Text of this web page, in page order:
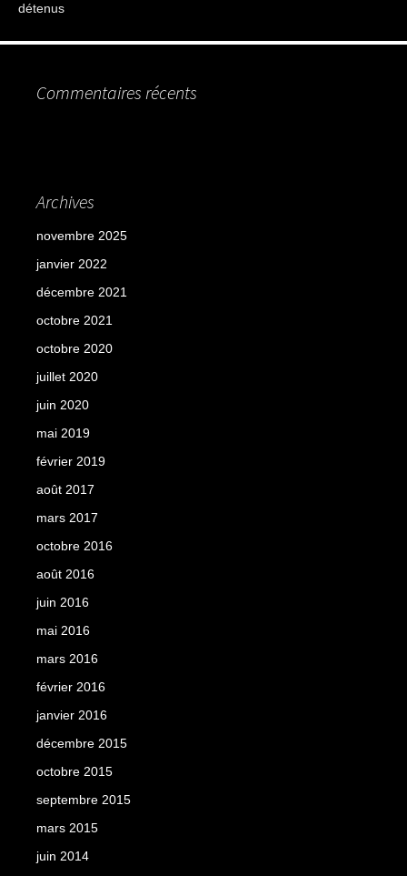
détenus
Commentaires récents
Archives
novembre 2025
janvier 2022
décembre 2021
octobre 2021
octobre 2020
juillet 2020
juin 2020
mai 2019
février 2019
août 2017
mars 2017
octobre 2016
août 2016
juin 2016
mai 2016
mars 2016
février 2016
janvier 2016
décembre 2015
octobre 2015
septembre 2015
mars 2015
juin 2014